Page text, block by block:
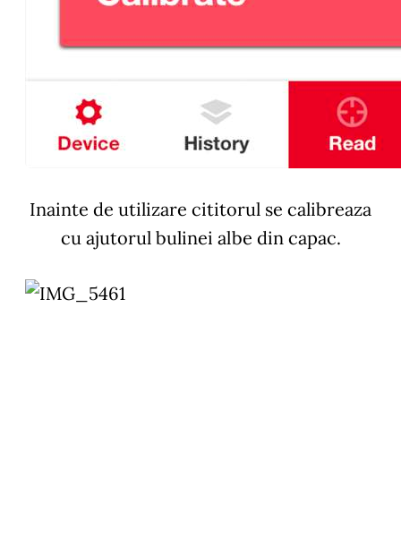
Inainte de utilizare cititorul se calibreaza
cu ajutorul bulinei albe din capac.